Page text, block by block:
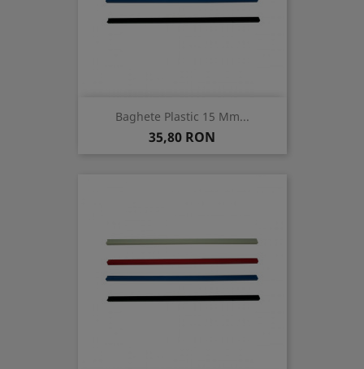
Baghete Plastic 15 Mm...
Pret
35,80 RON